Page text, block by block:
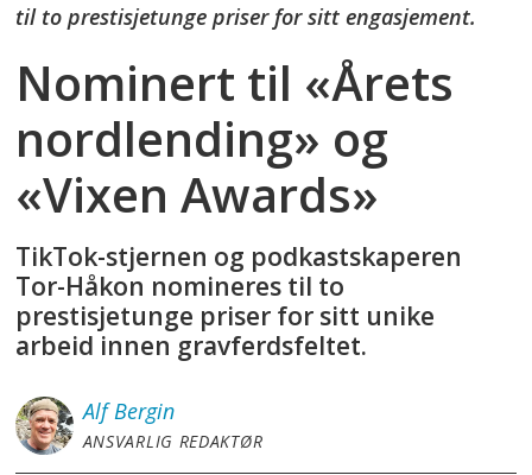
til to prestisjetunge priser for sitt engasjement.
Nominert til «Årets
nordlending» og
«Vixen Awards»
TikTok-stjernen og podkastskaperen
Tor-Håkon nomineres til to
prestisjetunge priser for sitt unike
arbeid innen gravferdsfeltet.
Alf Bergin
ANSVARLIG REDAKTØR